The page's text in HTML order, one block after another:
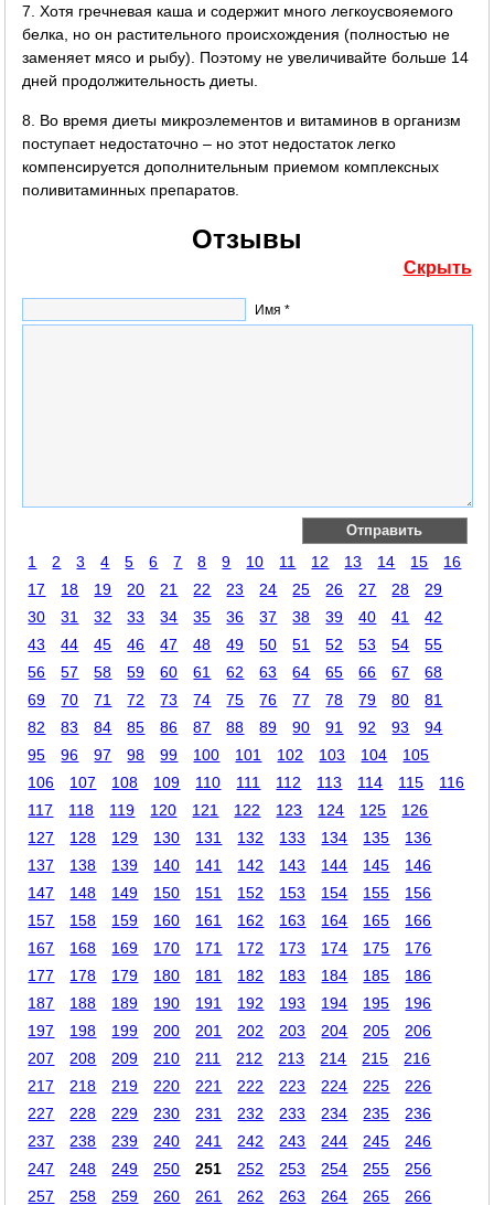
7. Хотя гречневая каша и содержит много легкоусвояемого
белка, но он растительного происхождения (полностью не
заменяет мясо и рыбу). Поэтому не увеличивайте больше 14
дней продолжительность диеты.
8. Во время диеты микроэлементов и витаминов в организм
поступает недостаточно – но этот недостаток легко
компенсируется дополнительным приемом комплексных
поливитаминных препаратов.
Отзывы
Скрыть
Имя *
1 2 3 4 5 6 7 8 9 10 11 12 13 14 15
16
17
18 19 20 21 22 23 24 25 26 27 28
29
30
31 32 33 34 35 36 37 38 39 40 41
42
43
44 45 46 47 48 49 50 51 52 53 54
55
56
57 58 59 60 61 62 63 64 65 66 67
68
69
70 71 72 73 74 75 76 77 78 79 80
81
82
83 84 85 86 87 88 89 90 91 92 93
94
95
96 97 98 99 100 101 102 103 104
105
106
107 108 109 110 111 112 113 114 115
116
117
118 119 120 121 122 123 124 125
126
127
128 129 130 131 132 133 134 135
136
137
138 139 140 141 142 143 144 145
146
147
148 149 150 151 152 153 154 155
156
157
158 159 160 161 162 163 164 165
166
167
168 169 170 171 172 173 174 175
176
177
178 179 180 181 182 183 184 185
186
187
188 189 190 191 192 193 194 195
196
197
198 199 200 201 202 203 204 205
206
207
208 209 210 211 212 213 214 215
216
217
218 219 220 221 222 223 224 225
226
227
228 229 230 231 232 233 234 235
236
237
238 239 240 241 242 243 244 245
246
247
248 249 250 251 252 253 254 255
256
257
258 259 260 261 262 263 264 265 266